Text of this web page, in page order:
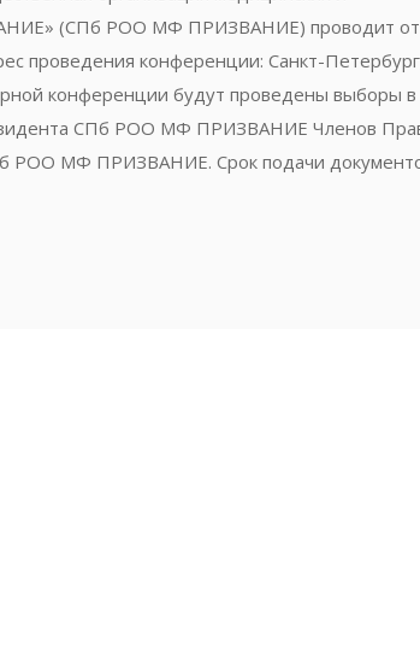
(СПб РОО МФ ПРИЗВАНИЕ) проводит
проведения конференции: Санкт-
конференции будут проведены выборы в
СПб РОО МФ ПРИЗВАНИЕ Членов
МФ ПРИЗВАНИЕ. Срок подачи